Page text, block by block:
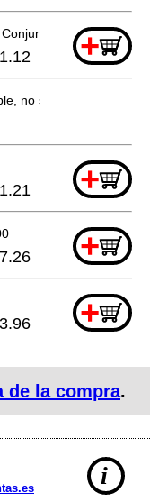
+
no se puede pedir
+
1.21
+
7.26
+
de la compra.
i